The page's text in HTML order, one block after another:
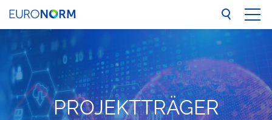
UNTERNEHMEN
LEISTUNGEN
Technologiebewertung
PRO­JEKT­TRÄ­GER